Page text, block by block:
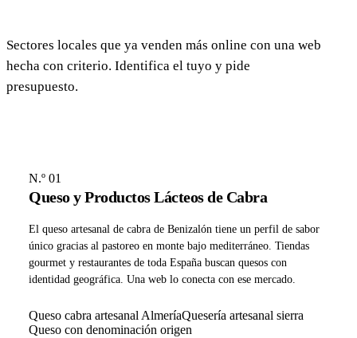
Sectores locales que ya venden más online con una web
hecha con criterio. Identifica el tuyo y pide
presupuesto.
N.º 01
Queso y Productos Lácteos de Cabra
El queso artesanal de cabra de Benizalón tiene un perfil de sabor
único gracias al pastoreo en monte bajo mediterráneo. Tiendas
gourmet y restaurantes de toda España buscan quesos con
identidad geográfica. Una web lo conecta con ese mercado.
Queso cabra artesanal AlmeríaQuesería artesanal sierra
Queso con denominación origen